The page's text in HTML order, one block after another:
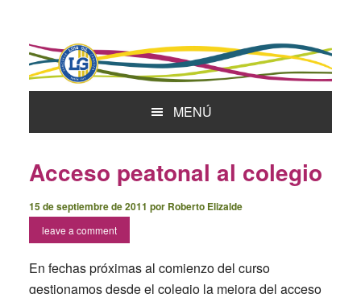
primary
navigation
content
primary
sidebar
MENÚ
Acceso peatonal al colegio
15 de septiembre de 2011 por Roberto Elizalde
leave a comment
En fechas próximas al comienzo del curso
gestionamos desde el colegio la mejora del acceso